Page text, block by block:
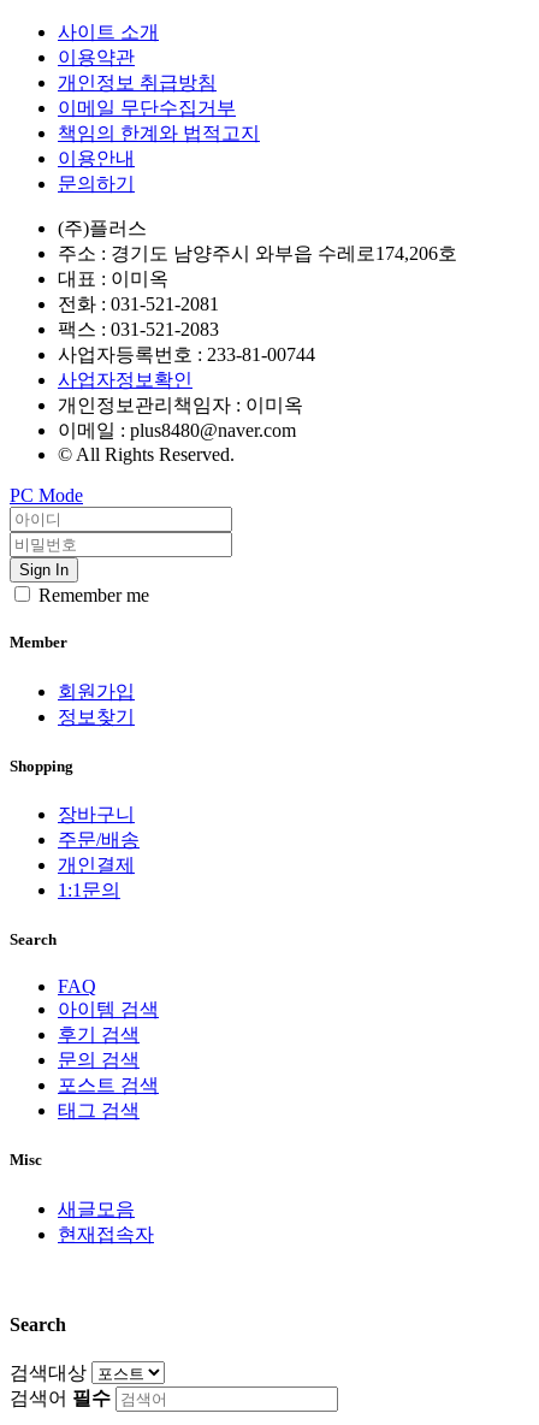
사이트 소개
이용약관
개인정보 취급방침
이메일 무단수집거부
책임의 한계와 법적고지
이용안내
문의하기
(주)플러스
주소 : 경기도 남양주시 와부읍 수레로174,206호
대표 : 이미옥
전화 : 031-521-2081
팩스 : 031-521-2083
사업자등록번호 : 233-81-00744
사업자정보확인
개인정보관리책임자 : 이미옥
이메일 : plus8480@naver.com
© All Rights Reserved.
PC Mode
Sign In
Remember me
Member
회원가입
정보찾기
Shopping
장바구니
주문/배송
개인결제
1:1문의
Search
FAQ
아이템 검색
후기 검색
문의 검색
포스트 검색
태그 검색
Misc
새글모음
현재접속자
Search
검색대상
검색어 필수